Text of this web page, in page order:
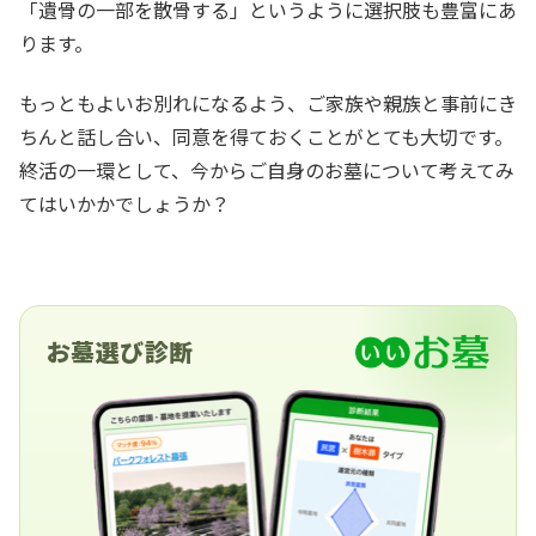
「遺骨の一部を散骨する」というように選択肢も豊富にあ
ります。
もっともよいお別れになるよう、ご家族や親族と事前にき
ちんと話し合い、同意を得ておくことがとても大切です。
終活の一環として、今からご自身のお墓について考えてみ
てはいかかでしょうか？
お墓選び診断